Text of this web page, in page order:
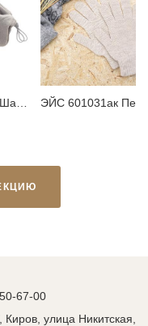
67-00
Киров, улица Никитская,